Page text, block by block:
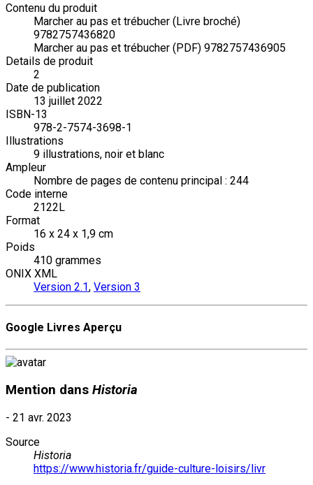
Contenu du produit
Marcher au pas et trébucher (Livre broché)
9782757436820
Marcher au pas et trébucher (PDF) 9782757436905
Details de produit
2
Date de publication
13 juillet 2022
ISBN-13
978-2-7574-3698-1
Illustrations
9 illustrations, noir et blanc
Ampleur
Nombre de pages de contenu principal : 244
Code interne
2122L
Format
16 x 24 x 1,9 cm
Poids
410 grammes
ONIX XML
Version 2.1, Version 3
Google Livres Aperçu
Mention dans Historia
- 21 avr. 2023
Source
Historia
https://www.historia.fr/guide-culture-loisirs/livr